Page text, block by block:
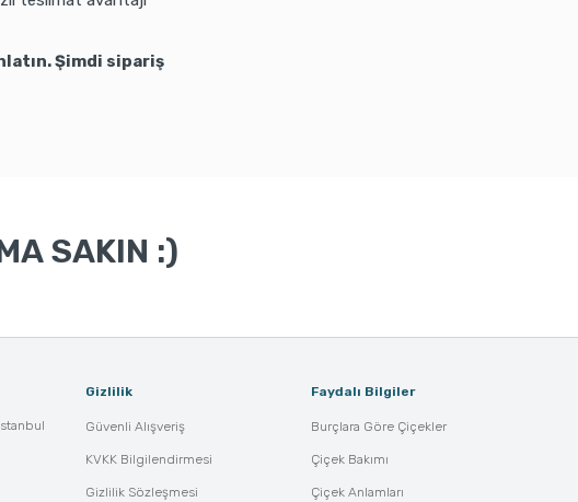
Şimdi sipariş
SAKIN :)
Gizlilik
Güvenli Alışveriş
KVKK Bilgilendirmesi
Gizlilik Sözleşmesi
Faydalı Bilgiler
Burçlara Göre Çiçekler
Çiçek Bakımı
Çiçek Anlamları